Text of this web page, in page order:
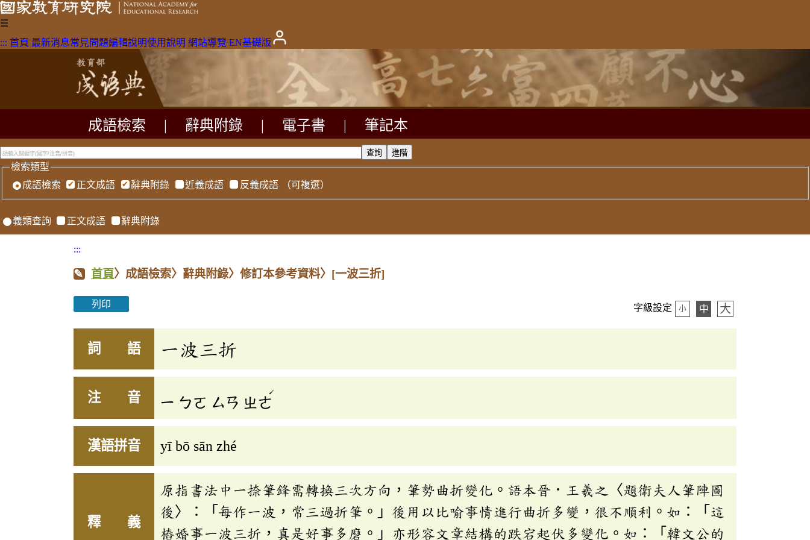
☰
::: 首頁 最新消息常見問題編輯說明使用說明 網站導覽 EN基礎版
成語檢索 辭典附錄 電子書 筆記本
檢索類型
成語檢索
正文成語 辭典附錄 近義成語 反義成語 （可複選）
義類查詢 正文成語 辭典附錄
:::
首頁〉成語檢索〉辭典附錄〉修訂本參考資料〉 [一波三折]
列印 字級設定 小 中 大
詞 語 一波三折
注 音 ㄧ ㄅㄛ ㄙㄢ ㄓㄜ
ˊ
漢語拼音 yī bō sān zhé
釋 義
原指書法中一捺筆鋒需轉換三次方向，筆勢曲折變化。語本晉．王羲之〈題衛夫人筆陣圖
後〉：「每作一波，常三過折筆。」後用以比喻事情進行曲折多變，很不順利。如：「這
樁婚事一波三折，真是好事多磨。」亦形容文章結構的跌宕起伏多變化。如：「韓文公的